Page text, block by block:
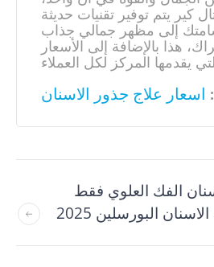
كير يتم توفير تقنيات حديثة
إلى مظهر جمالي جذاب
هذا بالإضافة إلى الأسعار
اسعار علاج جذور الاسنان
الفك العلوي فقط
البورسلين 2025